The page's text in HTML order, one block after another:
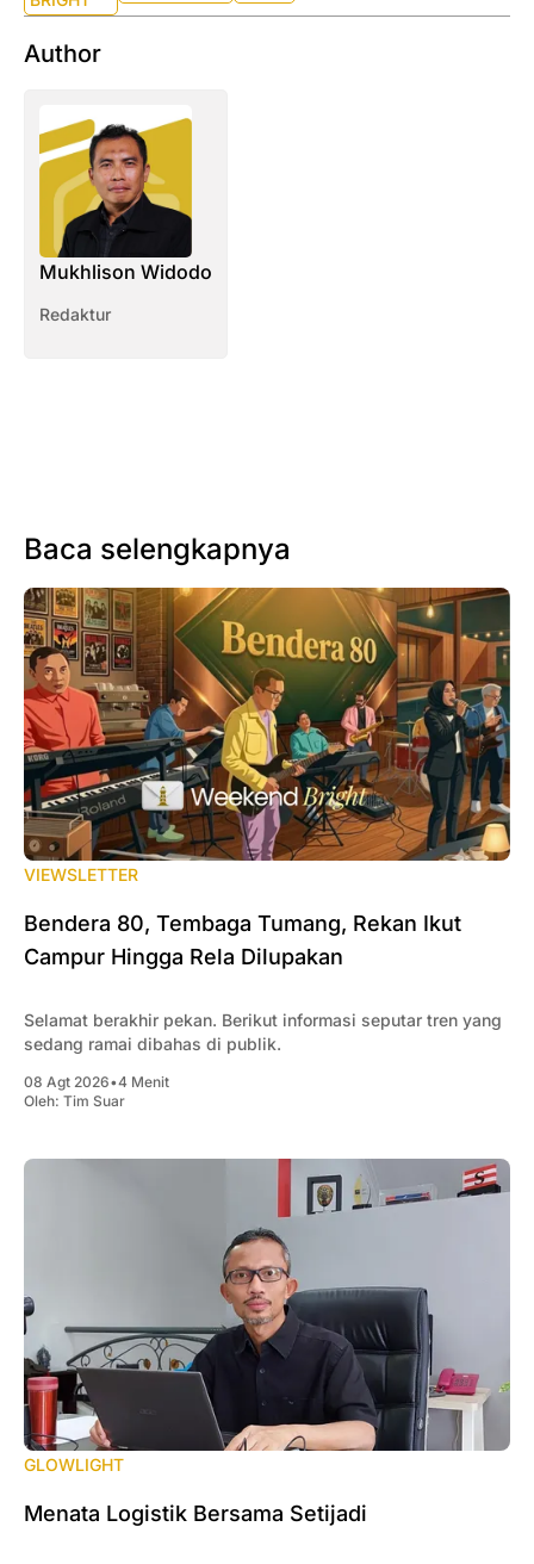
Author
Mukhlison Widodo
Redaktur
Baca selengkapnya
VIEWSLETTER
Bendera 80, Tembaga Tumang, Rekan Ikut
Campur Hingga Rela Dilupakan
Selamat berakhir pekan. Berikut informasi seputar tren yang
sedang ramai dibahas di publik.
08 Agt 2026•4 Menit
Oleh: Tim Suar
GLOWLIGHT
Menata Logistik Bersama Setijadi